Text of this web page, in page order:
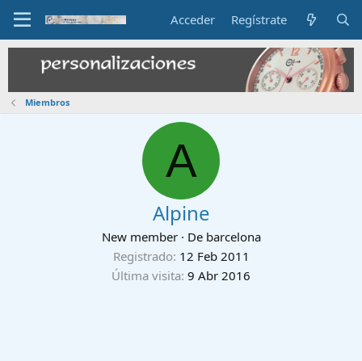
Acceder Regístrate
Miembros
A
Alpine
New member · De barcelona
Registrado 12 Feb 2011
Última visita 9 Abr 2016